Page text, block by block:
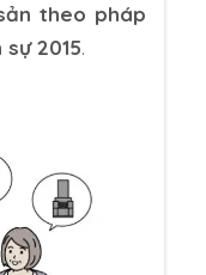
theo pháp
2015.